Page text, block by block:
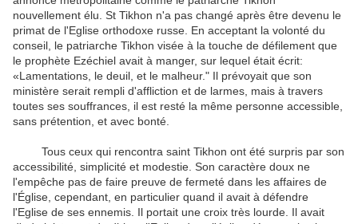
nouvellement élu. St Tikhon n'a pas changé après être devenu le
primat de l'Eglise orthodoxe russe. En acceptant la volonté du
conseil, le patriarche Tikhon visée à la touche de défilement que
le prophète Ezéchiel avait à manger, sur lequel était écrit:
«Lamentations, le deuil, et le malheur." Il prévoyait que son
ministère serait rempli d'affliction et de larmes, mais à travers
toutes ses souffrances, il est resté la même personne accessible,
sans prétention, et avec bonté.
Tous ceux qui rencontra saint Tikhon ont été surpris par son
accessibilité, simplicité et modestie. Son caractère doux ne
l'empêche pas de faire preuve de fermeté dans les affaires de
l'Église, cependant, en particulier quand il avait à défendre
l'Eglise de ses ennemis. Il portait une croix très lourde. Il avait